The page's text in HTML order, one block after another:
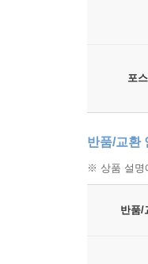
포
반품/교환
※ 상품 설명
반품/